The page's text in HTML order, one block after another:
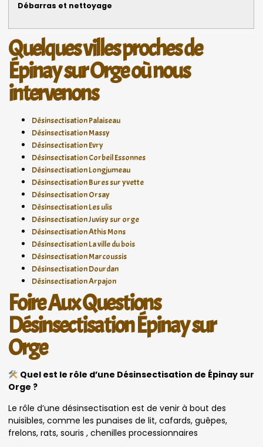
Débarras et nettoyage
Quelques villes proches de
Épinay sur Orge où nous
intervenons
Désinsectisation Palaiseau
Désinsectisation Massy
Désinsectisation Evry
Désinsectisation Corbeil Essonnes
Désinsectisation Longjumeau
Désinsectisation Bures sur yvette
Désinsectisation Orsay
Désinsectisation Les ulis
Désinsectisation Juvisy sur orge
Désinsectisation Athis Mons
Désinsectisation La ville du bois
Désinsectisation Marcoussis
Désinsectisation Dourdan
Désinsectisation Arpajon
Foire Aux Questions
Désinsectisation Épinay sur
Orge
Quel est le rôle d’une Désinsectisation de Épinay sur
Orge ?
Le rôle d’une désinsectisation est de venir à bout des
nuisibles, comme les punaises de lit, cafards, guêpes,
frelons, rats, souris , chenilles processionnaires